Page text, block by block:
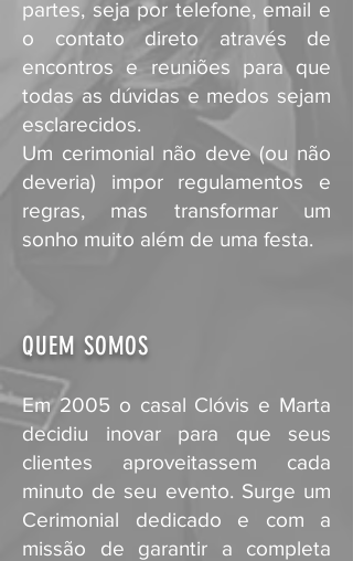
QUEM SOMOS
Em 2005 o casal Clóvis e Marta
decidiu inovar para que seus
clientes aproveitassem cada
minuto de seu evento. Surge um
Cerimonial dedicado e com a
missão de garantir a completa
partes, seja por telefone, email e
o contato direto através de
encontros e reuniões para que
todas as dúvidas e medos sejam
esclarecidos.
Um cerimonial não deve (ou não
deveria) impor regulamentos e
regras, mas transformar um
sonho muito além de uma festa.